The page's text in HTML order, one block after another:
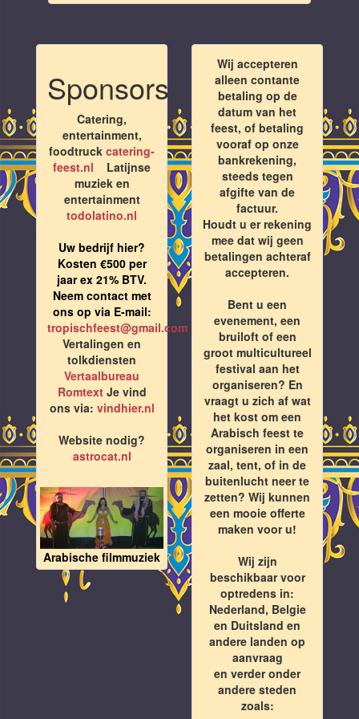
Sponsors
Catering,
entertainment,
foodtruck catering-
feest.nl Latijnse
muziek en
entertainment
todolatino.nl
Uw bedrijf hier?
Kosten €500 per
jaar ex 21% BTV.
Neem contact met
ons op via E-mail:
tropischfeest@gmail.com
Vertalingen en
tolkdiensten
Vertaalbureau
RomtextJe vind
ons via: vindhier.nl
Website nodig?
astrocat.nl
Arabische filmmuziek
Wij accepteren
alleen contante
betaling op de
datum van het
feest, of betaling
vooraf op onze
bankrekening,
steeds tegen
afgifte van de
factuur.
Houdt u er rekening
mee dat wij geen
betalingen achteraf
accepteren.
Bent u een
evenement, een
bruiloft of een
groot multicultureel
festival aan het
organiseren? En
vraagt u zich af wat
het kost om een
Arabisch feest te
organiseren in een
zaal, tent, of in de
buitenlucht neer te
zetten? Wij kunnen
een mooie offerte
maken voor u!
Wij zijn
beschikbaar voor
optredens in:
Nederland, Belgie
en Duitsland en
andere landen op
aanvraag
en verder onder
andere steden
zoals: